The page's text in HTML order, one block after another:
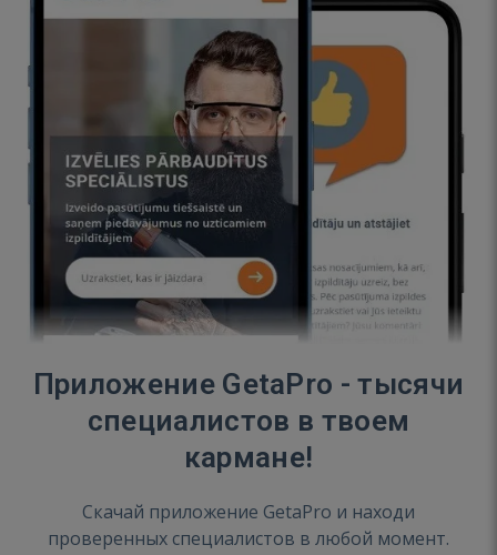
Приложение GetaPro - тысячи
специалистов в твоем
кармане!
Скачай приложение GetaPro и находи
проверенных специалистов в любой момент.